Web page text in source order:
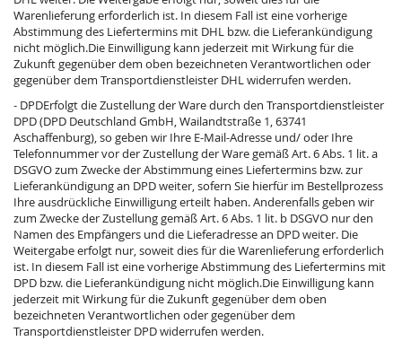
Warenlieferung erforderlich ist. In diesem Fall ist eine vorherige
Abstimmung des Liefertermins mit DHL bzw. die Lieferankündigung
nicht möglich.Die Einwilligung kann jederzeit mit Wirkung für die
Zukunft gegenüber dem oben bezeichneten Verantwortlichen oder
gegenüber dem Transportdienstleister DHL widerrufen werden.
- DPDErfolgt die Zustellung der Ware durch den Transportdienstleister
DPD (DPD Deutschland GmbH, Wailandtstraße 1, 63741
Aschaffenburg), so geben wir Ihre E-Mail-Adresse und/ oder Ihre
Telefonnummer vor der Zustellung der Ware gemäß Art. 6 Abs. 1 lit. a
DSGVO zum Zwecke der Abstimmung eines Liefertermins bzw. zur
Lieferankündigung an DPD weiter, sofern Sie hierfür im Bestellprozess
Ihre ausdrückliche Einwilligung erteilt haben. Anderenfalls geben wir
zum Zwecke der Zustellung gemäß Art. 6 Abs. 1 lit. b DSGVO nur den
Namen des Empfängers und die Lieferadresse an DPD weiter. Die
Weitergabe erfolgt nur, soweit dies für die Warenlieferung erforderlich
ist. In diesem Fall ist eine vorherige Abstimmung des Liefertermins mit
DPD bzw. die Lieferankündigung nicht möglich.Die Einwilligung kann
jederzeit mit Wirkung für die Zukunft gegenüber dem oben
bezeichneten Verantwortlichen oder gegenüber dem
Transportdienstleister DPD widerrufen werden.